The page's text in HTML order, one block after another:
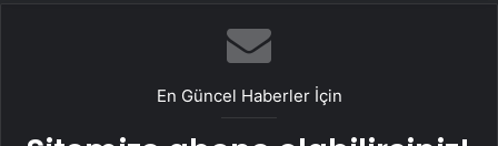
En Güncel Haberler İçin